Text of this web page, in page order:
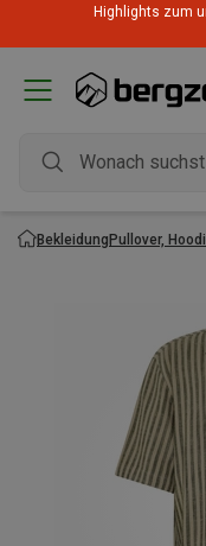
Highlights zum
BekleidungPullover,